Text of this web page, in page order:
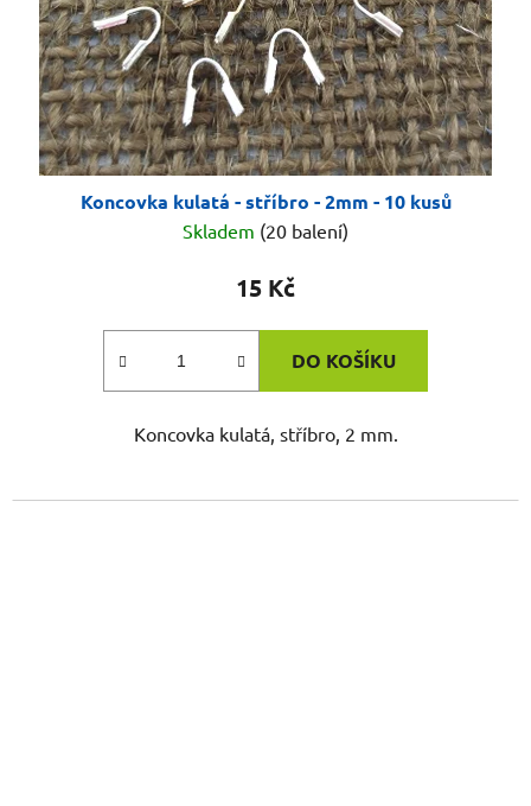
Koncovka kulatá - stříbro - 2mm - 10 kusů
Skladem (20 balení)
15 Kč
DO KOŠÍKU
Koncovka kulatá, stříbro, 2 mm.